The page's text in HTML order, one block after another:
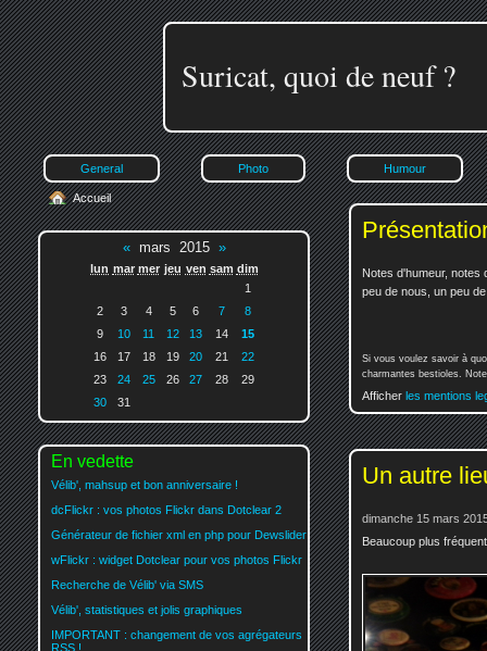
Suricat, quoi de neuf ?
General Photo Humour
Notes d'humeur, notes
peu de nous, un peu
Si vous voulez savoir à
charmantes bestioles.
Afficher les mentions
Un autre
dimanche 15 mars
Beaucoup plus
Accueil
«mars 2015 »
lun mar mer jeu ven sam dim
1
2
3 4 5 6 7
8
9
10 11 12 13 14
15
16
17 18 19 20 21
22
23
24 25 26 27 28
29
30
31
En vedette
Vélib', mahsup et bon anniversaire !
dcFlickr : vos photos Flickr dans Dotclear 2
Générateur de fichier xml en php pour Dewslider
wFlickr : widget Dotclear pour vos photos Flickr
Recherche de Vélib' via SMS
Vélib', statistiques et jolis graphiques
IMPORTANT : changement de vos agrégateurs
RSS !